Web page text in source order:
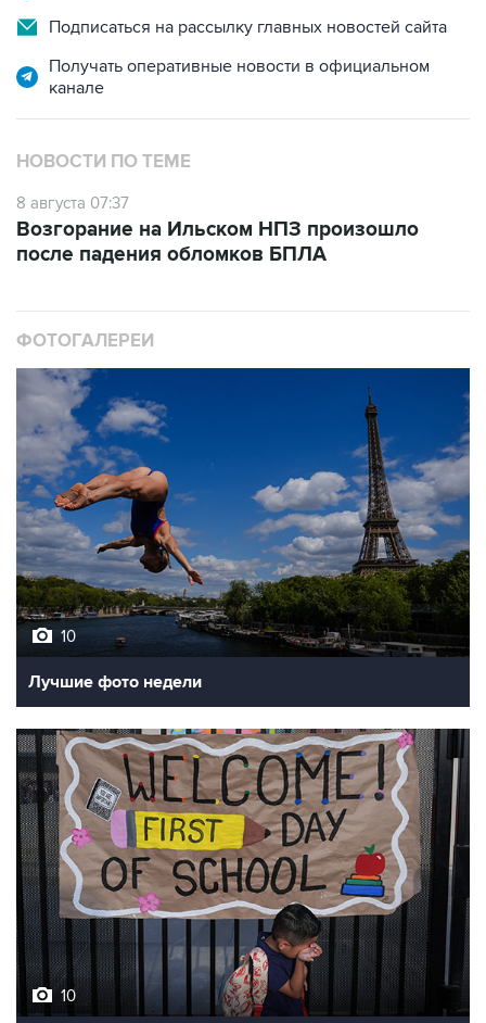
Подписаться на рассылку главных новостей сайта
Получать оперативные новости в официальном
канале
НОВОСТИ ПО ТЕМЕ
8 августа 07:37
Возгорание на Ильском НПЗ произошло
после падения обломков БПЛА
ФОТОГАЛЕРЕИ
10
Лучшие фото недели
10